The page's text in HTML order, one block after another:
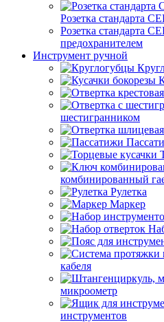
Розетка стандарта
Розетка стандарта
предохранителем
Инструмент ручной
шестигранником
комбинированный
Рулетка
Маркер
кабеля
микроометр
инструментов